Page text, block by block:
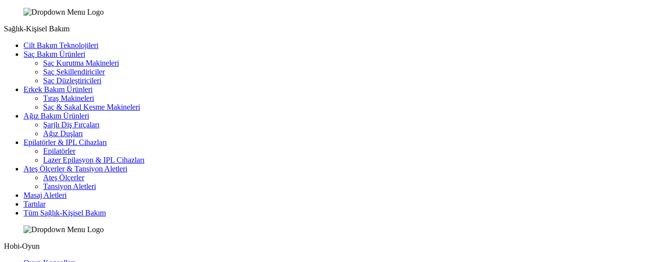
Sağlık-Kişisel Bakım
Cilt Bakım Teknolojileri
Saç Bakım Ürünleri
Saç Kurutma Makineleri
Saç Şekillendiriciler
Saç Düzleştiricileri
Erkek Bakım Ürünleri
Tıraş Makineleri
Saç & Sakal Kesme Makineleri
Ağız Bakım Ürünleri
Şarjlı Diş Fırçaları
Ağız Duşları
Epilatörler & IPL Cihazları
Epilatörler
Lazer Epilasyon & IPL Cihazları
Ateş Ölçerler & Tansiyon Aletleri
Ateş Ölçerler
Tansiyon Aletleri
Masaj Aletleri
Tartılar
Tüm Sağlık-Kişisel Bakım
Hobi-Oyun